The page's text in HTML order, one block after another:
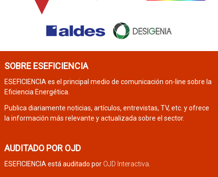
SOBRE ESEFICIENCIA
ESEFICIENCIA es el principal medio de comunicación on-line sobre la
Eficiencia Energética.
Publica diariamente noticias, artículos, entrevistas, TV, etc. y ofrece
la información más relevante y actualizada sobre el sector.
AUDITADO POR OJD
ESEFICIENCIA está auditado por OJD Interactiva